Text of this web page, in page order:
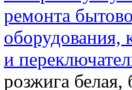
ремонта
оборудования,
и
розжига белая,